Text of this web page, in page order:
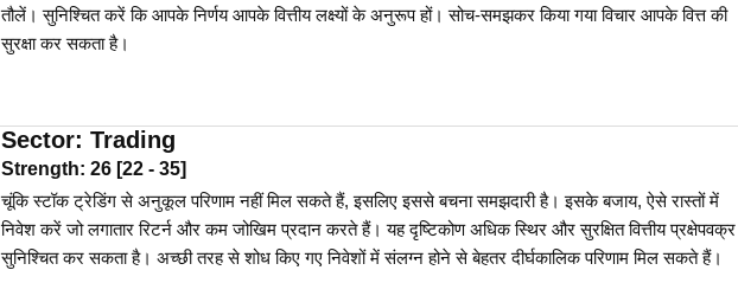
तौलें। सुनिश्चित करें कि आपके निर्णय आपके वित्तीय लक्ष्यों के अनुरूप हों। सोच-समझकर किया गया विचार आपके वित्त की
सुरक्षा कर सकता है।
Sector: Trading
Strength: 26 [22 - 35]
चूंकि स्टॉक ट्रेडिंग से अनुकूल परिणाम नहीं मिल सकते हैं, इसलिए इससे बचना समझदारी है। इसके बजाय, ऐसे रास्तों में
निवेश करें जो लगातार रिटर्न और कम जोखिम प्रदान करते हैं। यह दृष्टिकोण अधिक स्थिर और सुरक्षित वित्तीय प्रक्षेपवक्र
सुनिश्चित कर सकता है। अच्छी तरह से शोध किए गए निवेशों में संलग्न होने से बेहतर दीर्घकालिक परिणाम मिल सकते हैं।